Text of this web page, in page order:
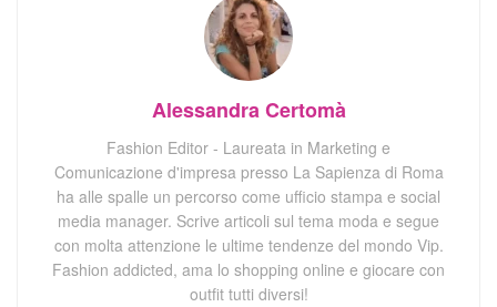
Alessandra Certomà
Fashion Editor - Laureata in Marketing e
Comunicazione d'impresa presso La Sapienza di Roma
ha alle spalle un percorso come ufficio stampa e social
media manager. Scrive articoli sul tema moda e segue
con molta attenzione le ultime tendenze del mondo Vip.
Fashion addicted, ama lo shopping online e giocare con
outfit tutti diversi!